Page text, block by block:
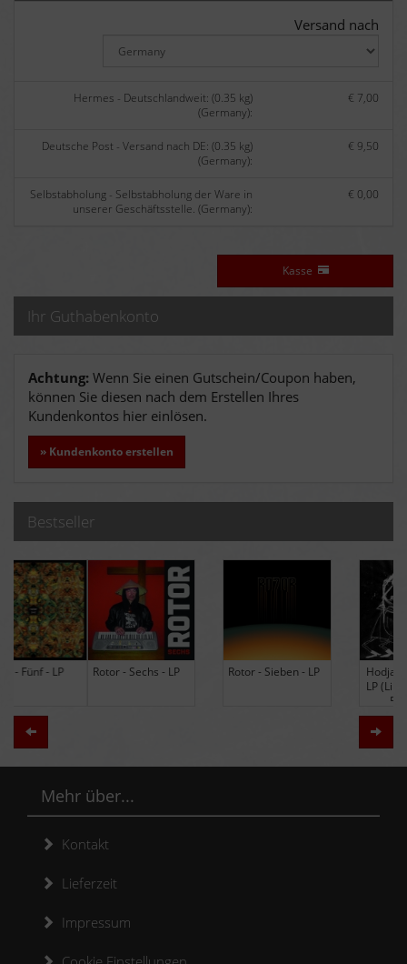
Versand nach
Hermes - Deutschlandweit: (0.35 kg)
(Germany):
€ 7,00
Deutsche Post - Versand nach DE: (0.35 kg)
(Germany):
€ 9,50
Selbstabholung - Selbstabholung der Ware in
unserer Geschäftsstelle. (Germany):
€ 0,00
Kasse
Ihr Guthabenkonto
Achtung: Wenn Sie einen Gutschein/Coupon haben,
können Sie diesen nach dem Erstellen Ihres
Kundenkontos hier einlösen.
» Kundenkonto erstellen
Bestseller
Rotor - Sechs - LP Rotor - Sieben - LP
Hodja - The Band -
LP (Limited Edition
Zurück
Mehr über...
Kontakt
Lieferzeit
Impressum